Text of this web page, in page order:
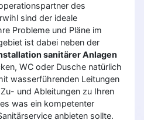
des
sind der ideale
Probleme und Pläne im
ist dabei neben der
sanitärer Anlagen
WC oder Dusche natürlich
wasserführenden Leitungen
und Ableitungen zu Ihren
was ein kompetenter
anbieten sollte.